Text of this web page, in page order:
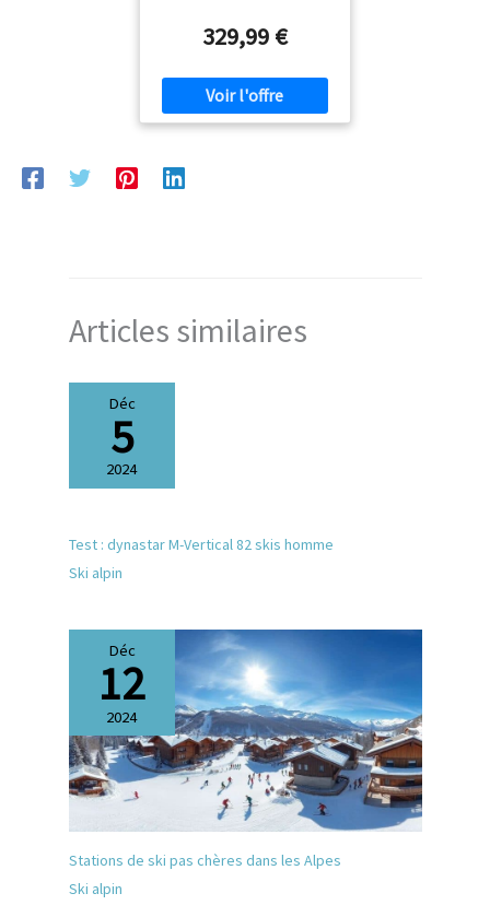
329,99 €
Articles similaires
Déc
5
2024
Test : dynastar M-Vertical 82 skis homme
Ski alpin
Déc
12
2024
Stations de ski pas chères dans les Alpes
Ski alpin